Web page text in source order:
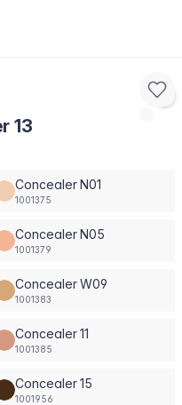
13
Concealer N01
1001375
Concealer N05
1001379
Concealer W09
1001383
Concealer 11
1001385
Concealer 15
1001956